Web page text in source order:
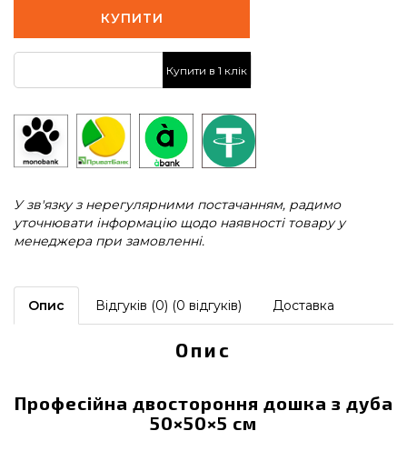
КУПИТИ
Купити в 1 клік
У зв'язку з нерегулярними постачанням, радимо
уточнювати інформацію щодо наявності товару у
менеджера при замовленні.
Опис Відгуків (0) (0 відгуків) Доставка
Опис
Професійна двостороння дошка з дуба
50×50×5 см